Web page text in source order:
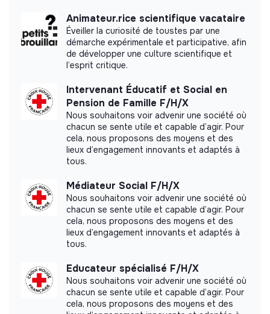
Labels and certifications
Labeled LUCIE 26 000
Documents
Animateur.rice scientifique vacataire
Éveiller la curiosité de toustes par une
démarche expérimentale et participative, afin
de développer une culture scientifique et
l’esprit critique.
Intervenant Éducatif et Social en
Pension de Famille F/H/X
Nous souhaitons voir advenir une société où
chacun se sente utile et capable d’agir. Pour
cela, nous proposons des moyens et des
lieux d’engagement innovants et adaptés à
tous.
Médiateur Social F/H/X
Nous souhaitons voir advenir une société où
chacun se sente utile et capable d’agir. Pour
cela, nous proposons des moyens et des
lieux d’engagement innovants et adaptés à
tous.
Educateur spécialisé F/H/X
Nous souhaitons voir advenir une société où
chacun se sente utile et capable d’agir. Pour
cela, nous proposons des moyens et des